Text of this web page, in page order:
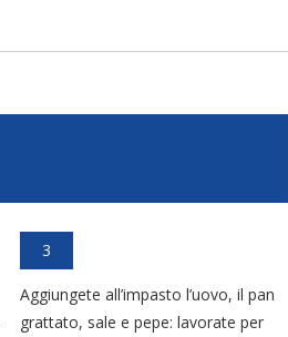
3
Aggiungete all’impasto l’uovo, il pan
grattato, sale e pepe: lavorate per